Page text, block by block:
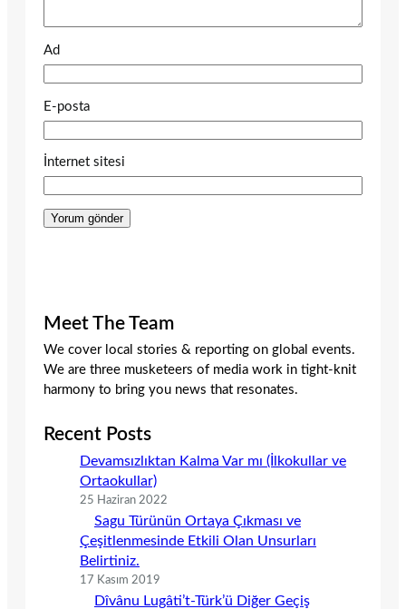
Ad
E-posta
İnternet sitesi
Meet The Team
We cover local stories & reporting on global events.
We are three musketeers of media work in tight-knit
harmony to bring you news that resonates.
Recent Posts
Devamsızlıktan Kalma Var mı (İlkokullar ve
Ortaokullar)
25 Haziran 2022
Sagu Türünün Ortaya Çıkması ve
Çeşitlenmesinde Etkili Olan Unsurları
Belirtiniz.
17 Kasım 2019
Dîvânu Lugâti’t-Türk’ü Diğer Geçiş